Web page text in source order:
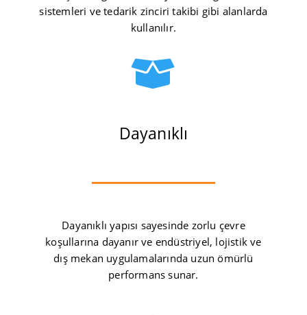
sistemleri ve tedarik zinciri takibi gibi alanlarda
kullanılır.

Dayanıklı
Dayanıklı yapısı sayesinde zorlu çevre
koşullarına dayanır ve endüstriyel, lojistik ve
dış mekan uygulamalarında uzun ömürlü
performans sunar.